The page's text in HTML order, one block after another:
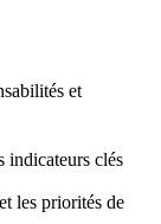
et
indicateurs clés
les priorités de